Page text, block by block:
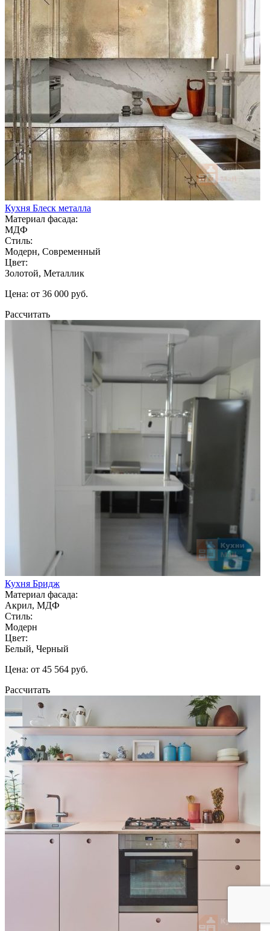
Кухня Блеск металла
Материал фасада:
МДФ
Стиль:
Модерн, Современный
Цвет:
Золотой, Металлик
Цена: от 36 000 руб.
Рассчитать
Кухня Бридж
Материал фасада:
Акрил, МДФ
Стиль:
Модерн
Цвет:
Белый, Черный
Цена: от 45 564 руб.
Рассчитать